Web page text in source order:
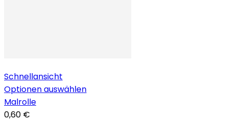
Schnellansicht
Optionen auswählen
Malrolle
0,60 €